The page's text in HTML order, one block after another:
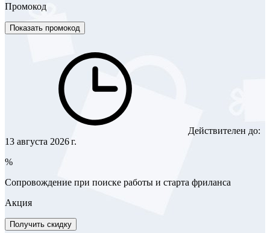
Промокод
Показать промокод
Действителен до:
13 августа 2026 г.
%
Сопровождение при поиске работы и старта фриланса
Акция
Получить скидку